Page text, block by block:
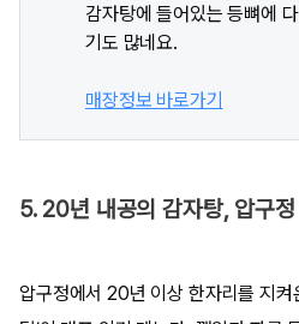
감자탕에 들어있는 등뼈에
기도 많네요.
매장정보 바로가기
5. 20년 내공의 감자탕, 압구정
압구정에서 20년 이상 한자리를 지켜